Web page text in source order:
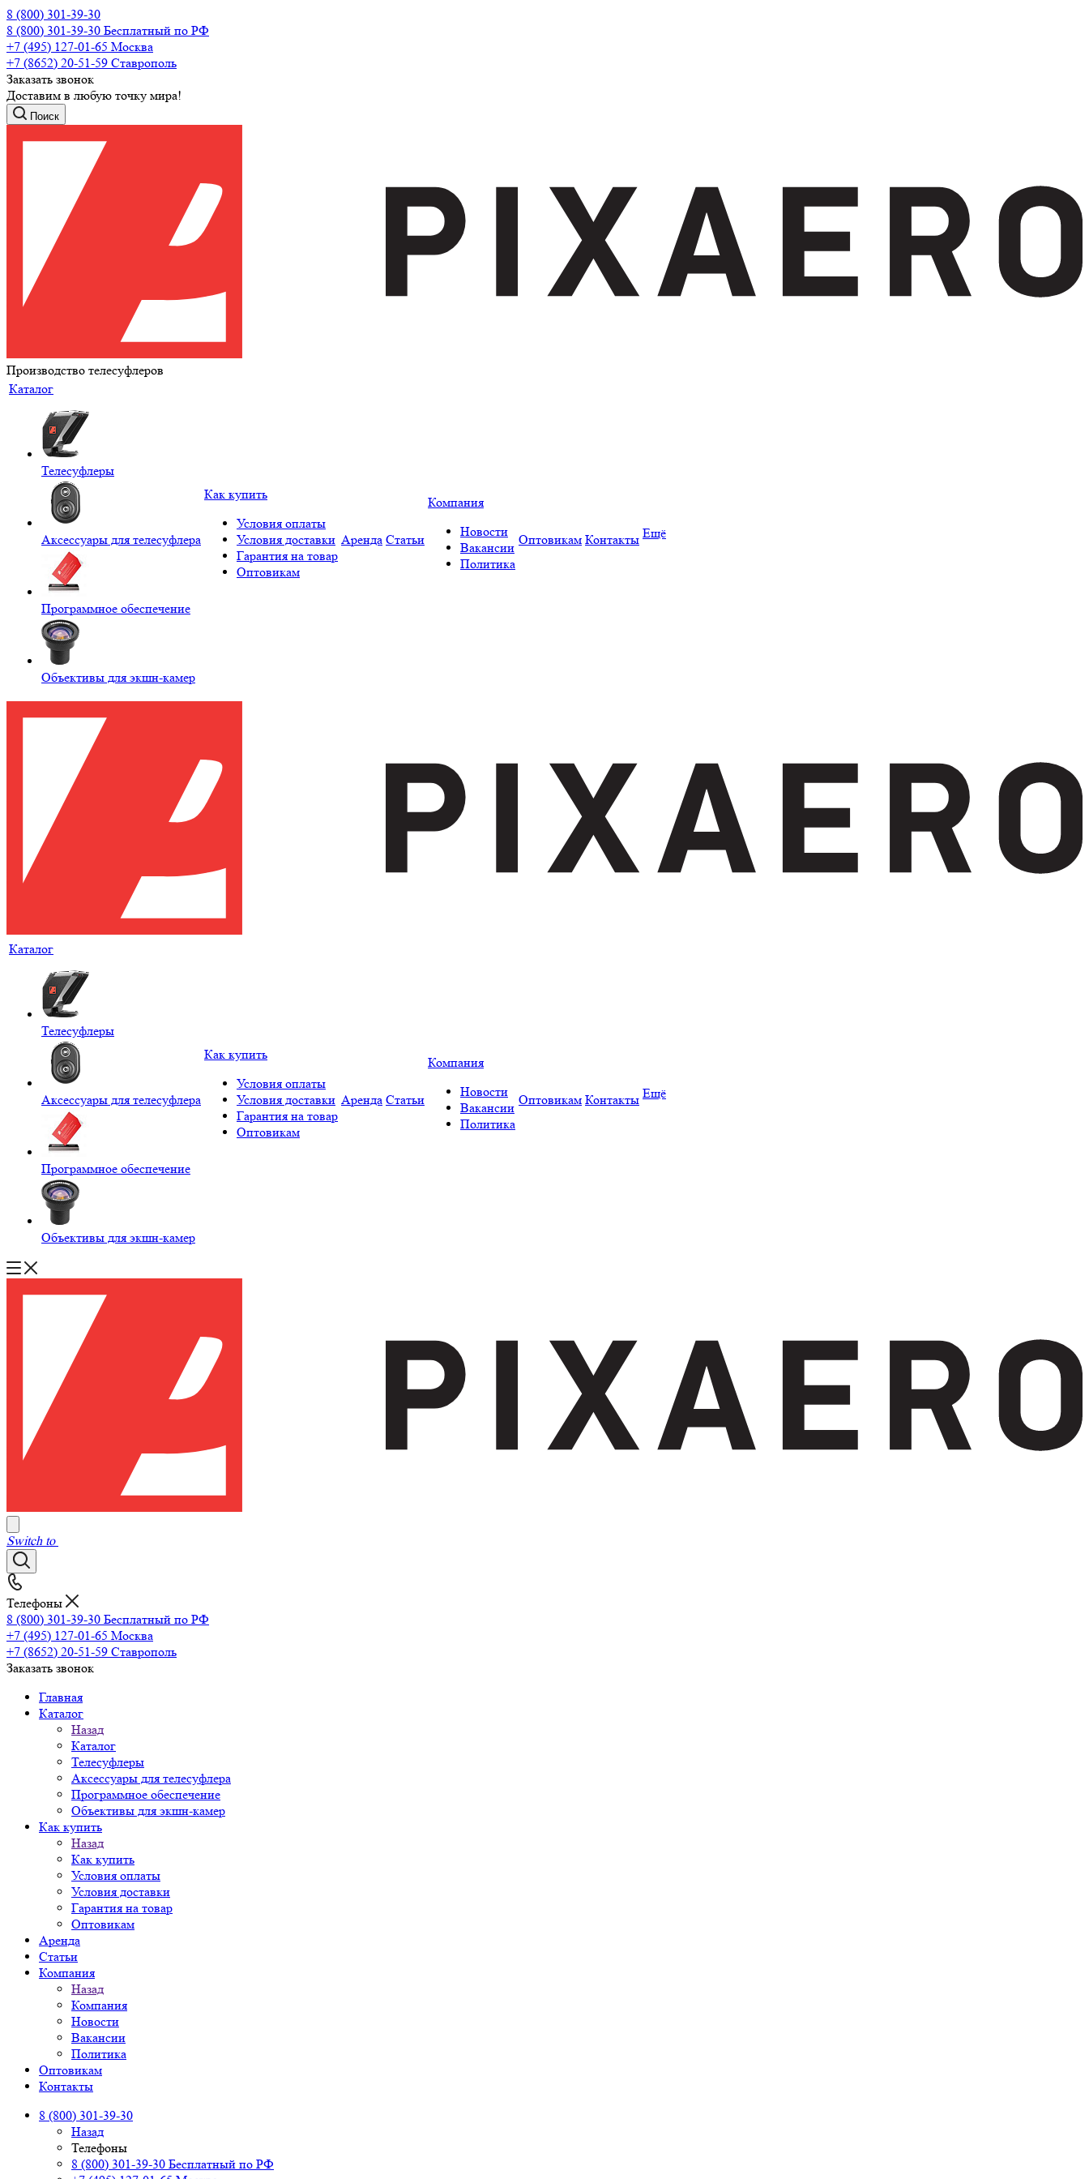
8 (800) 301-39-30
8 (800) 301-39-30 Бесплатный по РФ
+7 (495) 127-01-65 Москва
+7 (8652) 20-51-59 Ставрополь
Заказать звонок
Доставим в любую точку мира!
Поиск
Производство телесуфлеров
Каталог
Телесуфлеры
Аксессуары для телесуфлера
Программное обеспечение
Объективы для экшн-камер
Как купить
Условия оплаты
Условия доставки
Гарантия на товар
Оптовикам
Аренда Статьи
Компания
Новости
Вакансии
Политика
Оптовикам Контакты Ещё
Каталог
Телесуфлеры
Аксессуары для телесуфлера
Программное обеспечение
Объективы для экшн-камер
Как купить
Условия оплаты
Условия доставки
Гарантия на товар
Оптовикам
Аренда Статьи
Компания
Новости
Вакансии
Политика
Оптовикам Контакты Ещё
Switch to
Телефоны
8 (800) 301-39-30 Бесплатный по РФ
+7 (495) 127-01-65 Москва
+7 (8652) 20-51-59 Ставрополь
Заказать звонок
Главная
Каталог
Назад
Каталог
Телесуфлеры
Аксессуары для телесуфлера
Программное обеспечение
Объективы для экшн-камер
Как купить
Назад
Как купить
Условия оплаты
Условия доставки
Гарантия на товар
Оптовикам
Аренда
Статьи
Компания
Назад
Компания
Новости
Вакансии
Политика
Оптовикам
Контакты
8 (800) 301-39-30
Назад
Телефоны
8 (800) 301-39-30 Бесплатный по РФ